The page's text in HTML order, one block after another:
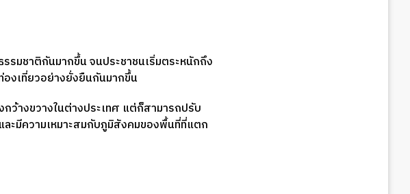
รมชาติกันมากขึ้น จนประชาชนเริ่มตระหนักถึง
งเที่ยวอย่างยั่งยืนกันมากขึ้น
ว้างขวางในต่างประเทศ แต่ก็สามารถปรับ
ละมีความเหมาะสมกับภูมิสังคมของพื้นที่ที่แตก